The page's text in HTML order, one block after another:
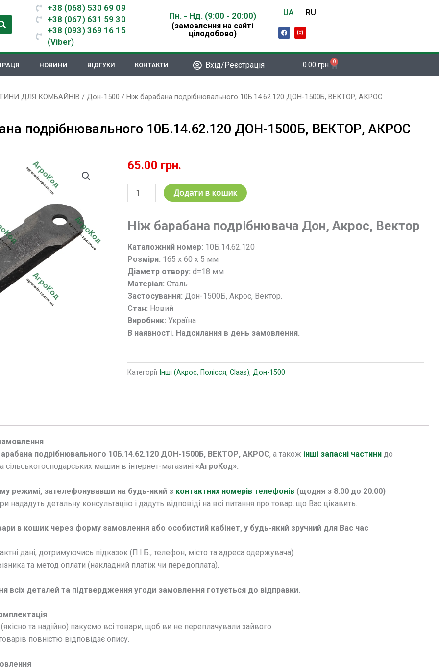
+38 (068) 530 69 09
+38 (067) 631 59 30
+38 (093) 369 16 15
(Viber)
Пн. - Нд. (9:00 - 20:00)
(замовлення на сайті
цілодобово)
UA RU
F
a
b
I
n
a
m
НОВИНИ ВІДГУКИ КОНТАКТИ Вхід/Реєстрація 0.00 грн. 0
Кошик
ДЛЯ КОМБАЙНІВ / Дон-1500 / Ніж барабана подрібнювального 10Б.14.62.120 ДОН-1500Б, ВЕКТОР, АКРОС
подрібнювального 10Б.14.62.120 ДОН-1500Б, ВЕКТОР, АКРОС
65.00 грн.
Ніж
барабана
10Б.14.62.120
ВЕКТОР,
АКРОС
кількість
Додати в кошик
Ніж барабана подрібнювача Дон, Акрос, Вектор
Каталожний номер: 10Б.14.62.120
Розміри: 165 х 60 х 5 мм
Діаметр отвору:d=18 мм
Матеріал:Сталь
Застосування: Дон-1500Б, Акрос, Вектор.
Стан: Новий
Виробник: Україна
В наявності. Надсилання в день замовлення.
Категорії Інші (Акрос, Полісся, Claas),Дон-1500
подрібнювального 10Б.14.62.120 ДОН-1500Б, ВЕКТОР, АКРОС, а також інші запасні частинидо
сільськогосподарських машин в інтернет-магазині «АгроКод».
режимі, зателефонувавши на будь-який з контактних номерів телефонів (щодня з 8:00 до 20:00)
нададуть детальну консультацію і дадуть відповіді на всі питання про товар, що Вас цікавить.
в кошик через форму замовлення або особистий кабінет, у будь-який зручний для Вас час
дані, дотримуючись підказок (П.І.Б., телефон, місто та адреса одержувача).
та метод оплати (накладний платіж чи передоплата).
всіх деталей та підтвердження угоди замовлення готується до відправки.
та надійно) пакуємо всі товари, щоб ви не переплачували зайвого.
повністю відповідає опису.